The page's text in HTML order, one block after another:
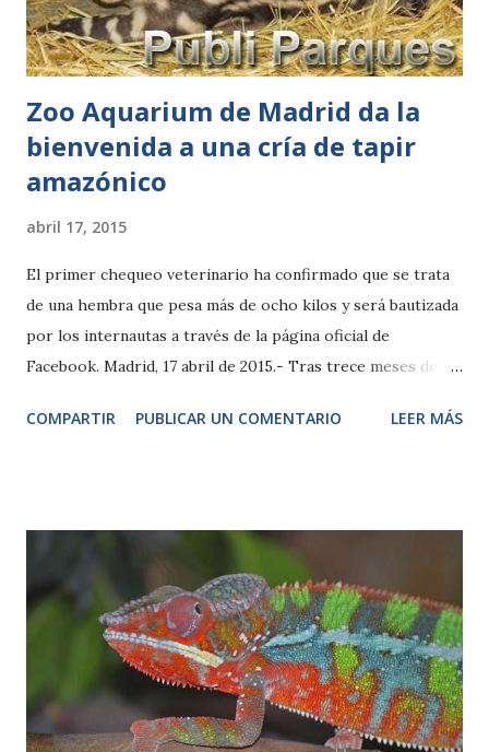
semana.
Zoo Aquarium de Madrid da la
bienvenida a una cría de tapir
amazónico
abril 17, 2015
El primer chequeo veterinario ha confirmado que se trata
de una hembra que pesa más de ocho kilos y será bautizada
por los internautas a través de la página oficial de
Facebook. Madrid, 17 abril de 2015.- Tras trece meses de
terrestris) de Zoo Aquarium de Madrid ha dado a luz a una
interior, sus cuidadores se sorprendían, apenas una hora
después, al observar que la madre ya permanecía junto al
recién nacido en posición lateral de amamantamiento.
Desde los primeros instantes, Chabela ha demostrado sus
grandes cualidades como madre experta, facilitando las
primeras tomas de leche y mostrándose especialmente
protectora con su cría. Con el objetivo de preservar la
COMPARTIR PUBLICAR UN COMENTARIO LEER MÁS